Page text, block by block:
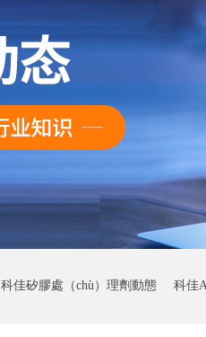
科佳矽膠處（chù）理劑動態 科佳